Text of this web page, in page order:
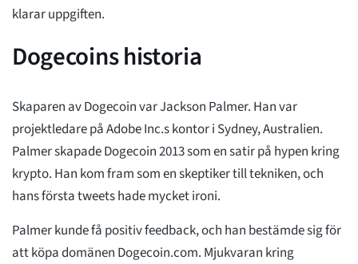
klarar uppgiften.
Dogecoins historia
Skaparen av Dogecoin var Jackson Palmer. Han var
projektledare på Adobe Inc.s kontor i Sydney, Australien.
Palmer skapade Dogecoin 2013 som en satir på hypen kring
krypto. Han kom fram som en skeptiker till tekniken, och
hans första tweets hade mycket ironi.
Palmer kunde få positiv feedback, och han bestämde sig för
att köpa domänen Dogecoin.com. Mjukvaran kring